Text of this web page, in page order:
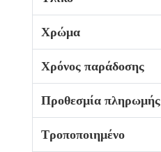
Χρώμα
Χρόνος παράδοσης
Προθεσμία πληρωμής
Τροποποιημένο